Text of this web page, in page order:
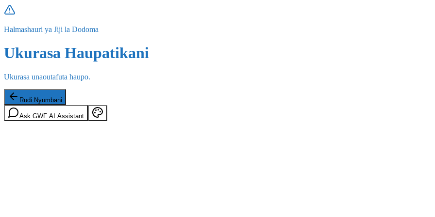
Halmashauri ya Jiji la Dodoma
Ukurasa Haupatikani
Ukurasa unaoutafuta haupo.
Rudi Nyumbani
Ask GWF AI Assistant